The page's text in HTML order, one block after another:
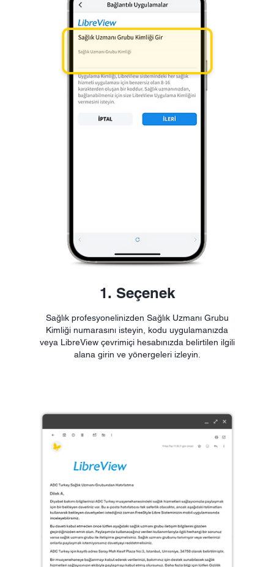
1. Seçenek
Sağlık profesyonelinizden Sağlık Uzmanı Grubu
Kimliği numarasını isteyin, kodu uygulamanızda
veya LibreView çevrimiçi hesabınızda belirtilen ilgili
alana girin ve yönergeleri izleyin.